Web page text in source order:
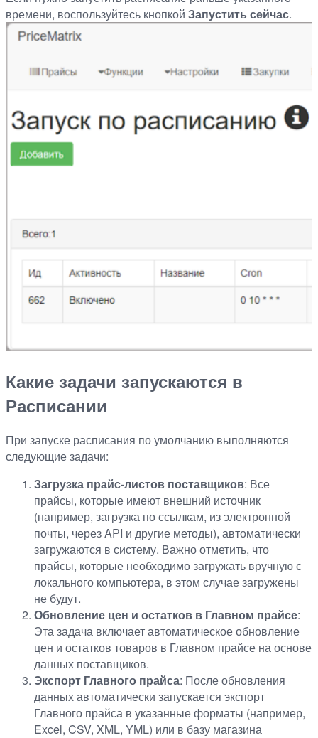
времени, воспользуйтесь кнопкой Запустить сейчас.
Какие задачи запускаются в
Расписании
При запуске расписания по умолчанию выполняются
следующие задачи:
Загрузка прайс-листов поставщиков: Все
прайсы, которые имеют внешний источник
(например, загрузка по ссылкам, из электронной
почты, через API и другие методы), автоматически
загружаются в систему. Важно отметить, что
прайсы, которые необходимо загружать вручную с
локального компьютера, в этом случае загружены
не будут.
Обновление цен и остатков в Главном прайсе:
Эта задача включает автоматическое обновление
цен и остатков товаров в Главном прайсе на основе
данных поставщиков.
Экспорт Главного прайса: После обновления
данных автоматически запускается экспорт
Главного прайса в указанные форматы (например,
Excel, CSV, XML, YML) или в базу магазина